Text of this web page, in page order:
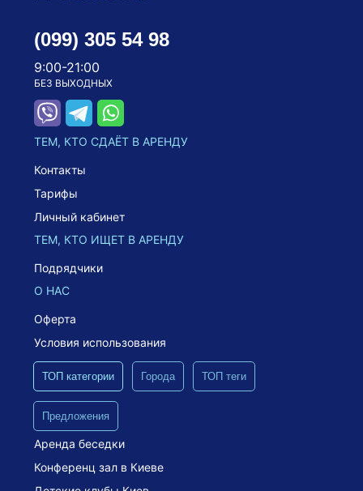
(099) 305 54 98
9:00-21:00
БЕЗ ВЫХОДНЫХ
ТЕМ, КТО СДАЁТ В АРЕНДУ
Контакты
Тарифы
Личный кабинет
ТЕМ, КТО ИЩЕТ В АРЕНДУ
Подрядчики
О НАС
Оферта
Условия использования
ТОП категории Города ТОП теги
Предложения
Аренда беседки
Конференц зал в Киеве